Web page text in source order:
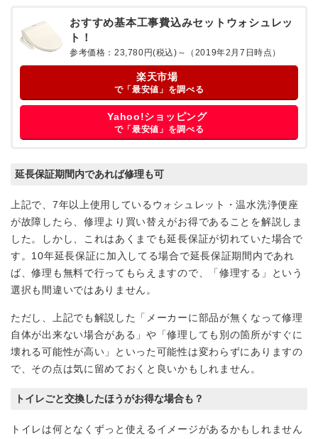
おすすめ基本工事費込みセットウォシュレッ
ト！
参考価格：23,780円(税込)～（2019年2月7日時点）
楽天市場
で「最安値」を調べる
Yahoo!ショッピング
で「最安値」を調べる
延長保証期間内であれば修理も可
上記で、7年以上使用しているウォシュレット・温水洗浄便座
が故障したら、修理より買い替えがお得であることを解説しま
した。しかし、これはあくまでも延長保証が切れていた場合で
す。10年延長保証に加入してる場合で延長保証期間内であれ
ば、修理も無料で行ってもらえますので、「修理する」という
選択も間違いではありません。
ただし、上記でも解説した「メーカーに部品が無くなって修理
自体が出来ない場合がある」や「修理しても別の箇所がすぐに
壊れる可能性が高い」といった可能性は変わらずにありますの
で、その点は気に留めておくと良いかもしれません。
トイレごと交換したほうがお得な場合も？
トイレは何となくずっと使えるイメージがあるかもしれません